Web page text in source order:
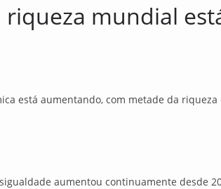
mundial
está aumentando, com metade da
aumentou continuamente desde